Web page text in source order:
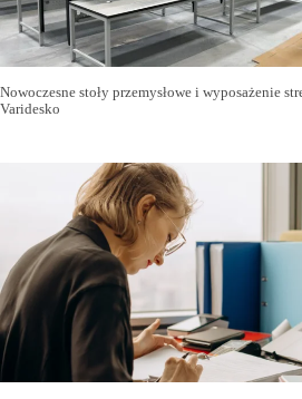
Nowoczesne stoły przemysłowe i wyposażenie
Varidesko